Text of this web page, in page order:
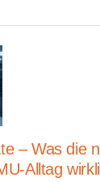
– Was die
Alltag